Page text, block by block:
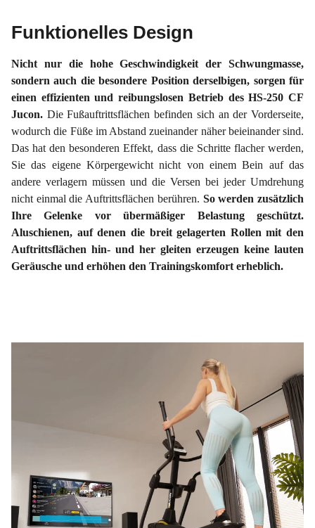
Funktionelles Design
Nicht nur die hohe Geschwindigkeit der Schwungmasse,
sondern auch die besondere Position derselbigen, sorgen für
einen effizienten und reibungslosen Betrieb des HS-250 CF
Jucon. Die Fußauftrittsflächen befinden sich an der Vorderseite,
wodurch die Füße im Abstand zueinander näher beieinander sind.
Das hat den besonderen Effekt, dass die Schritte flacher werden,
Sie das eigene Körpergewicht nicht von einem Bein auf das
andere verlagern müssen und die Versen bei jeder Umdrehung
nicht einmal die Auftrittsflächen berühren. So werden zusätzlich
Ihre Gelenke vor übermäßiger Belastung geschützt.
Aluschienen, auf denen die breit gelagerten Rollen mit den
Auftrittsflächen hin- und her gleiten erzeugen keine lauten
Geräusche und erhöhen den Trainingskomfort erheblich.